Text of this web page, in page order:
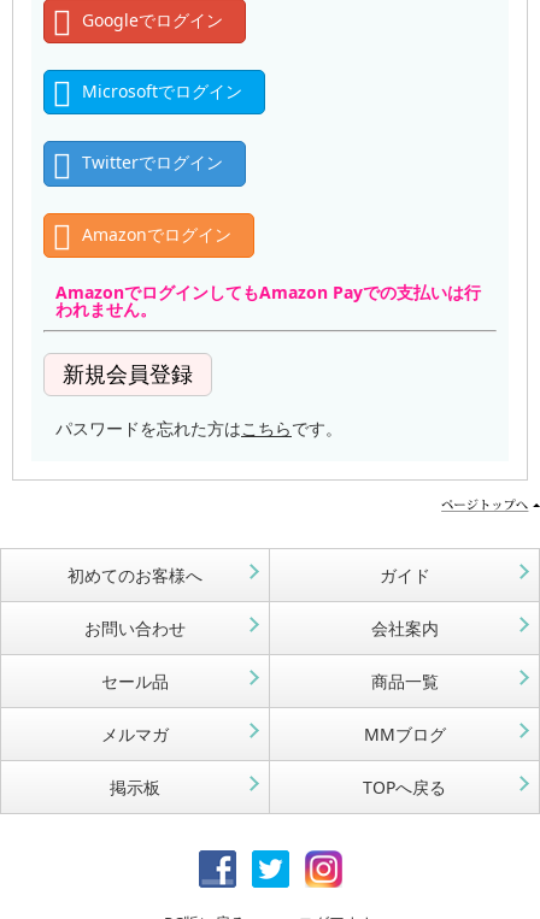
Googleでログイン
Microsoftでログイン
Twitterでログイン
Amazonでログイン
AmazonでログインしてもAmazon Payでの支払いは行
われません。
パスワードを忘れた方はこちらです。
初めてのお客様へ ガイド
お問い合わせ 会社案内
セール品 商品一覧
メルマガ MMブログ
掲示板 TOPへ戻る